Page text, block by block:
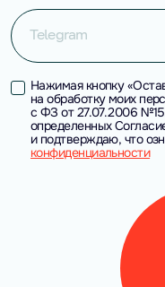
Telegram
Нажимая кнопку
на обработку моих
с ФЗ от 27.07.2006
определенных
и подтверждаю, что
конфиденциальности